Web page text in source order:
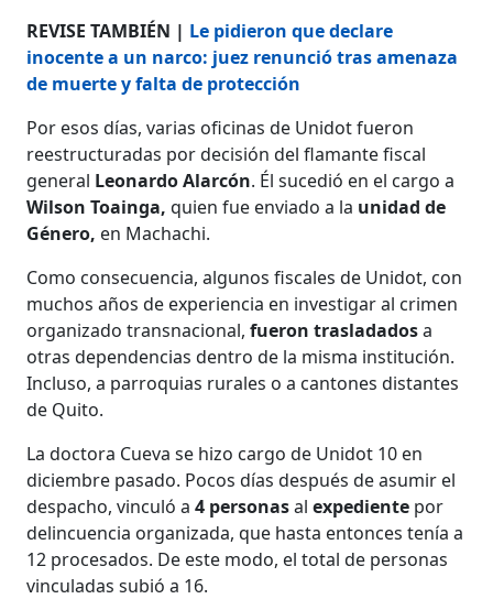
REVISE TAMBIÉN | Le pidieron que declare
inocente a un narco: juez renunció tras amenaza
de muerte y falta de protección
Por esos días, varias oficinas de Unidot fueron
reestructuradas por decisión del flamante fiscal
general Leonardo Alarcón. Él sucedió en el cargo a
Wilson Toainga,quien fue enviado a la unidad de
Género, en Machachi.
Como consecuencia, algunos fiscales de Unidot, con
muchos años de experiencia en investigar al crimen
organizado transnacional,fueron trasladadosa
otras dependencias dentro de la misma institución.
Incluso, a parroquias rurales o a cantones distantes
de Quito.
La doctora Cueva se hizo cargo de Unidot 10 en
diciembre pasado. Pocos días después de asumir el
despacho, vinculó a4 personasalexpediente por
delincuencia organizada, que hasta entonces tenía a
12 procesados. De este modo, el total de personas
vinculadas subió a 16.